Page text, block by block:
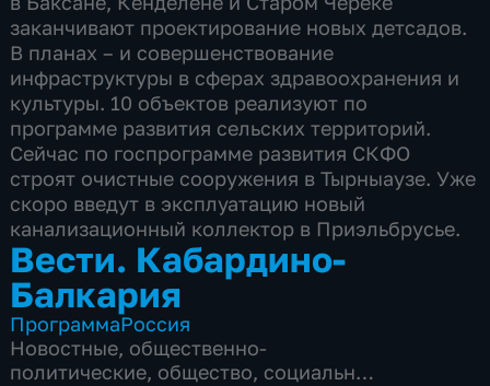
заканчивают проектирование новых детсадов.
В планах – и совершенствование
инфраструктуры в сферах здравоохранения и
культуры. 10 объектов реализуют по
программе развития сельских территорий.
Сейчас по госпрограмме развития СКФО
строят очистные сооружения в Тырныаузе. Уже
скоро введут в эксплуатацию новый
канализационный коллектор в Приэльбрусье.
Вести. Кабардино-
Балкария
ПрограммаРоссия
Новостные, общественно-
политические, общество, социально-